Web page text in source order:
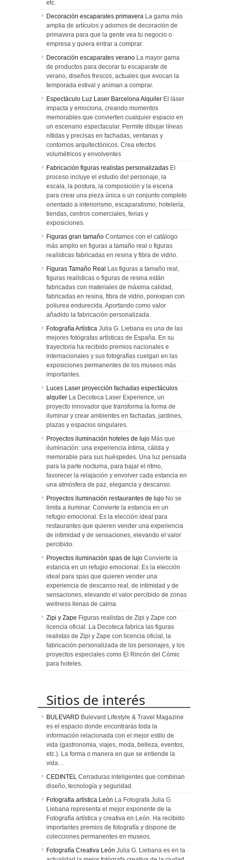
etc.
Decoración escaparates primavera La gama más
amplia de artículos y adornos de decoración de
primavera para que la gente vea tu negocio o
empresa y quiera entrar a comprar.
Decoración escaparates verano La mayor gama
de productos para decorar tu escaparate de
verano, diseños frescos, actuales que evocan la
temporada estival y animan a comprar.
Espectáculo Luz Laser Barcelona Alquiler El láser
impacta y emociona, creando momentos
memorables que convierten cualquier espacio en
un escenario espectacular. Permite dibujar líneas
nítidas y precisas en fachadas, ventanas y
contornos arquitectónicos. Crea efectos
volumétricos y envolventes
Fabricación figuras realistas personalizadas El
proceso incluye el estudio del personaje, la
escala, la postura, la composición y la escena
para crear una pieza única o un conjunto completo
orientado a interiorismo, escaparatismo, hotelería,
tiendas, centros comerciales, ferias y
exposiciones.
Figuras gran tamaño Contamos con el catálogo
más amplio en figuras a tamaño real o figuras
realísticas fabricadas en resina y fibra de vidrio.
Figuras Tamaño Real Las figuras a tamaño real,
figuras realísticas o figuras de resina están
fabricadas con materiales de máxima calidad,
fabricadas en resina, fibra de vidrio, porexpan con
poliurea endurecida. Aportando como valor
añadido la fabricación personalizada.
Fotografía Artística Julia G. Liebana es una de las
mejores fotógrafas artísticas de España. En su
trayectoria ha recibido premios nacionales e
internacionales y sus fotografías cuelgan en las
exposiciones permanentes de los museos más
importantes.
Luces Laser proyección fachadas espectáculos
alquiler La Decoteca Laser Experience, un
proyecto innovador que transforma la forma de
iluminar y crear ambientes en fachadas, jardines,
plazas y espacios singulares.
Proyectos iluminación hoteles de lujo Más que
iluminación: una experiencia íntima, cálida y
memorable para sus huéspedes. Una luz pensada
para la parte nocturna, para bajar el ritmo,
favorecer la relajación y envolver cada estancia en
una atmósfera de paz, elegancia y descanso.
Proyectos iluminación restaurantes de lujo No se
limita a iluminar. Convierte la estancia en un
refugio emocional. Es la elección ideal para
restaurantes que quieren vender una experiencia
de intimidad y de sensaciones, elevando el valor
percibido.
Proyectos iluminación spas de lujo Convierte la
estancia en un refugio emocional. Es la elección
ideal para spas que quieren vender una
experiencia de descanso real, de intimidad y de
sensaciones, elevando el valor percibido de zonas
wellness llenas de calma.
Zipi y Zape Figuras realistas de Zipi y Zape con
licencia oficial. La Decoteca fabrica las figuras
realistas de Zipi y Zape con licencia oficial, la
fabricación personalizada de los personajes, y los
proyectos especiales como El Rincón del Cómic
para hoteles.
Sitios de interés
BULEVARD Bulevard Lifestyle & Travel Magazine
es el espacio donde encontrarás toda la
información relacionada con el mejor estilo de
vida (gastronomia, viajes, moda, belleza, eventos,
etc.). La forma o manera en que se entiende la
vida…
CEDINTEL Cerraduras inteligentes que combinan
diseño, tecnología y seguridad.
Fotografia artística León La Fotografa Julia G.
Liebana representa el mejor exponente de la
Fotografía artística y creativa en León. Ha recibido
importantes premios de fotografía y dispone de
colecciones permanentes en museos.
Fotografía Creativa León Julia G. Liebana es en la